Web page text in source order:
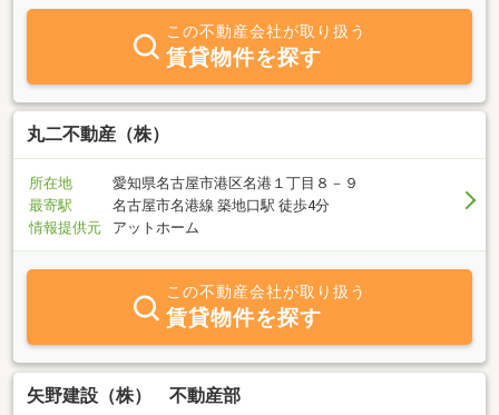
この不動産会社が取り扱う
賃貸物件を探す
丸二不動産（株）
所在地
愛知県名古屋市港区名港１丁目８－９
最寄駅
名古屋市名港線 築地口駅 徒歩4分
情報提供元
アットホーム
この不動産会社が取り扱う
賃貸物件を探す
矢野建設（株） 不動産部